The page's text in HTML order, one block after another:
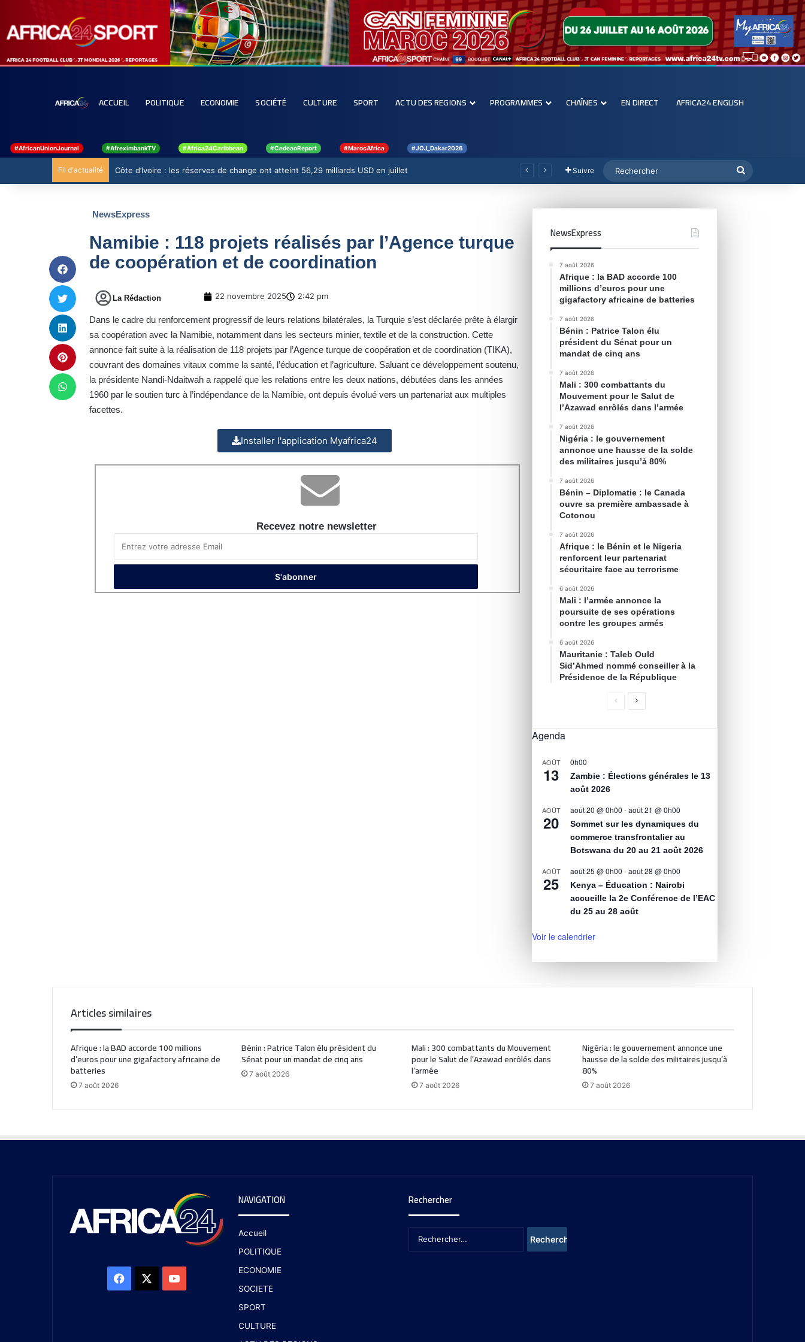
ACCUEIL POLITIQUE ECONOMIE SOCIÉTÉ CULTURE SPORT ACTU DES REGIONS PROGRAMMES CHAÎNES EN DIRECT AFRICA24 ENGLISH
#AfricanUnionJournal #AfreximbankTV #Africa24Caribbean #CedeaoReport #MarocAfrica #JOJ_Dakar2026
Fil d'actualité Côte d’Ivoire : les réserves de change ont atteint 56,29 milliards USD en juillet Suivre
NewsExpress
Namibie : 118 projets réalisés par l’Agence turque
de coopération et de coordination
La Rédaction 22 novembre 2025 2:42 pm
Dans le cadre du renforcement progressif de leurs relations bilatérales, la Turquie s’est déclarée prête à élargir
sa coopération avec la Namibie, notamment dans les secteurs minier, textile et de la construction. Cette
annonce fait suite à la réalisation de 118 projets par l’Agence turque de coopération et de coordination (TIKA),
couvrant des domaines vitaux comme la santé, l’éducation et l’agriculture. Saluant ce développement soutenu,
la présidente Nandi-Ndaitwah a rappelé que les relations entre les deux nations, débutées dans les années
1960 par le soutien turc à l’indépendance de la Namibie, ont depuis évolué vers un partenariat aux multiples
facettes.
Installer l'application Myafrica24
Recevez notre newsletter
NewsExpress
7 août 2026
Afrique : la BAD accorde 100
millions d’euros pour une
gigafactory africaine de batteries
7 août 2026
Bénin : Patrice Talon élu
président du Sénat pour un
mandat de cinq ans
7 août 2026
Mali : 300 combattants du
Mouvement pour le Salut de
l’Azawad enrôlés dans l’armée
7 août 2026
Nigéria : le gouvernement
annonce une hausse de la solde
des militaires jusqu’à 80%
7 août 2026
Bénin – Diplomatie : le Canada
ouvre sa première ambassade à
Cotonou
7 août 2026
Afrique : le Bénin et le Nigeria
renforcent leur partenariat
sécuritaire face au terrorisme
6 août 2026
Mali : l’armée annonce la
poursuite de ses opérations
contre les groupes armés
6 août 2026
Mauritanie : Taleb Ould
Sid’Ahmed nommé conseiller à la
Présidence de la République
Agenda
AOÛT
13
0h00
Zambie : Élections générales le 13
août 2026
AOÛT
20
août 20 @ 0h00 -août 21 @ 0h00
Sommet sur les dynamiques du
commerce transfrontalier au
Botswana du 20 au 21 août 2026
AOÛT
25
août 25 @ 0h00 -août 28 @ 0h00
Kenya – Éducation : Nairobi
accueille la 2e Conférence de l’EAC
du 25 au 28 août
Voir le calendrier
Articles similaires
Afrique : la BAD accorde 100 millions
d’euros pour une gigafactory africaine de
batteries
7 août 2026
Bénin : Patrice Talon élu président du
Sénat pour un mandat de cinq ans
7 août 2026
Mali : 300 combattants du Mouvement
pour le Salut de l’Azawad enrôlés dans
l’armée
7 août 2026
Nigéria : le gouvernement annonce une
hausse de la solde des militaires jusqu’à
80%
7 août 2026
NAVIGATION
Accueil
POLITIQUE
ECONOMIE
SOCIETE
SPORT
CULTURE
Rechercher